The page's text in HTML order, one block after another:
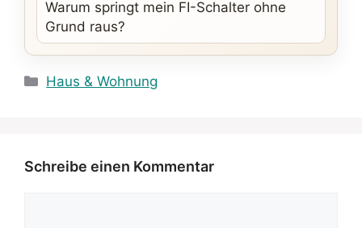
Warum springt mein FI-Schalter ohne
Grund raus?
Kategorien
Haus & Wohnung
Schreibe einen Kommentar